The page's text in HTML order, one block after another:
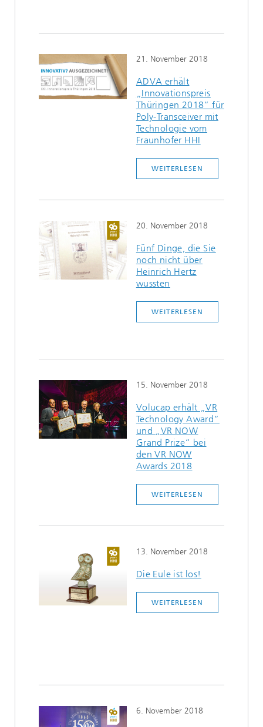
21. November 2018
ADVA erhält
„Innovationspreis
Thüringen 2018“ für
Poly-Transceiver mit
Technologie vom
Fraunhofer HHI
WEITERLESEN
20. November 2018
Fünf Dinge, die Sie
noch nicht über
Heinrich Hertz
wussten
WEITERLESEN
15. November 2018
Volucap erhält „VR
Technology Award“
und „VR NOW
Grand Prize“ bei
den VR NOW
Awards 2018
WEITERLESEN
13. November 2018
Die Eule ist los!
WEITERLESEN
6. November 2018